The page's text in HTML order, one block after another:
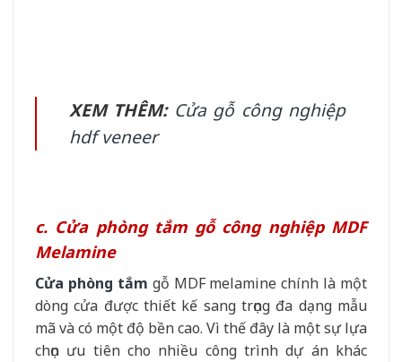
XEM THÊM: Cửa gỗ công nghiệp
hdf veneer
c. Cửa phòng tắm gỗ công nghiệp MDF
Melamine
Cửa phòng tắm gỗ MDF melamine chính là một
dòng cửa được thiết kế sang trọng đa dạng mẫu
mã và có một độ bền cao. Vì thế đây là một sự lựa
chọn ưu tiên cho nhiều công trình dự án khác